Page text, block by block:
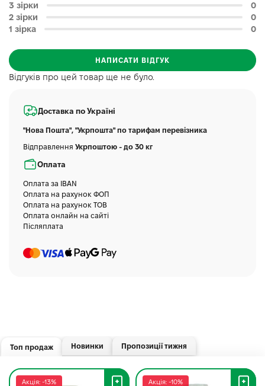
Відгуків про цей товар ще не було.
3 зірки
0
2 зірки
0
1 зірка
0
НАПИСАТИ ВІДГУК
Доставка по Україні
"Нова Пошта", "Укрпошта" по тарифам перевізника
Відправлення Укрпоштою - до 30 кг
Оплата
Оплата за IBAN
Оплата на рахунок ФОП
Оплата на рахунок ТОВ
Оплата онлайн на сайті
Післяплата
Топ продаж Новинки Пропозиції тижня
Акція: -13% Акція: -10%